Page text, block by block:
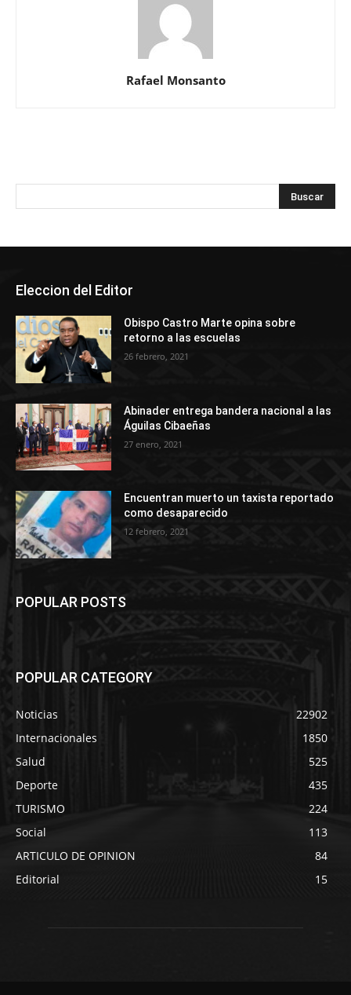
Rafael Monsanto
Eleccion del Editor
Obispo Castro Marte opina sobre
retorno a las escuelas
26 febrero, 2021
Abinader entrega bandera nacional a las
Águilas Cibaeñas
27 enero, 2021
Encuentran muerto un taxista reportado
como desaparecido
12 febrero, 2021
POPULAR POSTS
POPULAR CATEGORY
Noticias
22902
Internacionales
1850
Salud
525
Deporte
435
TURISMO
224
Social
113
ARTICULO DE OPINION
84
Editorial
15